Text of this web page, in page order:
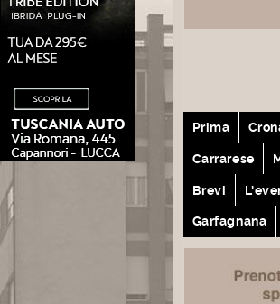
Prima
Carrarese
Brevi
Garfagnana